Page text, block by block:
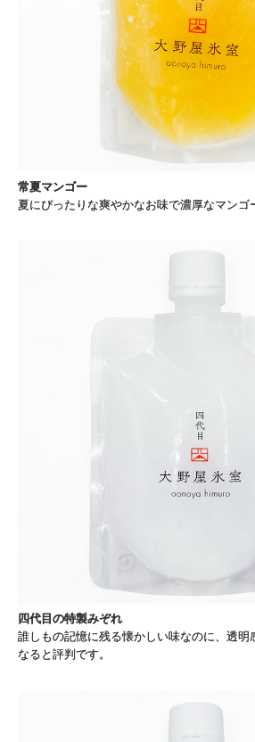
常夏マンゴー
夏にぴったりな爽やかなお味で濃厚なマンゴ
四代目の特製みぞれ
誰しもの記憶に残る懐かしい味なのに、透明
なると評判です。